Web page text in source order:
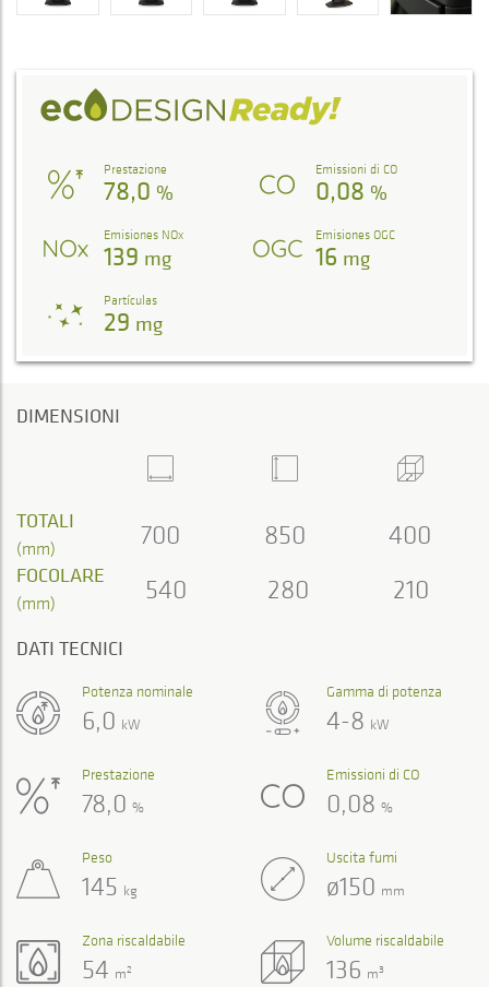
Prestazione
78,0 %
Emissioni di CO
0,08 %
Emisiones NOx
139 mg
Emisiones OGC
16 mg
Partículas
29 mg
DIMENSIONI
TOTALI
(mm) 700 850 400
FOCOLARE
(mm) 540 280 210
DATI TECNICI
Gamma di potenza
4-8 kW
Potenza nominale
6,0 kW
Prestazione
78,0 %
Emissioni di CO
0,08 %
Volume riscaldabile
136 m3
Zona riscaldabile
54 m2
Peso
145 kg
Uscita fumi
ø150 mm